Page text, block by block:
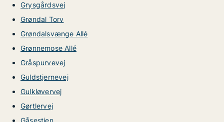
Grysgårdsvej
Grøndal Torv
Grøndalsvænge Allé
Grønnemose Allé
Gråspurvevej
Guldstjernevej
Gulkløvervej
Gørtlervej
Gåsestien